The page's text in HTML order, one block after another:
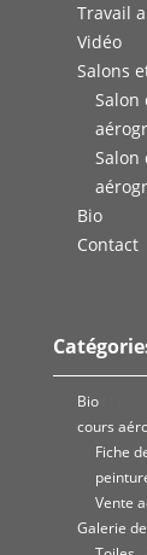
Travail
Vidéo
Salons
Salon
Salon
Bio
Contact
Bio
cours
Fiche
Vente
Galerie